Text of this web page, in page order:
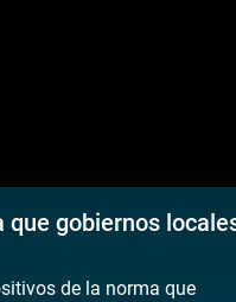
que gobiernos
de la norma que